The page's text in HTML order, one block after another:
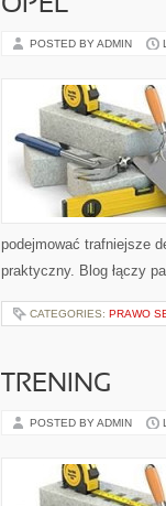
OPEL
POSTED BY ADMIN
podejmować trafniejsze
praktyczny. Blog łączy
CATEGORIES: PRAWO
TRENING
POSTED BY ADMIN